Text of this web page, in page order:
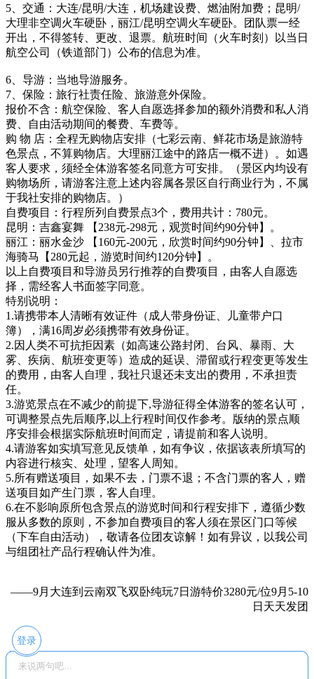
5、交通：大连/昆明/大连，机场建设费、燃油附加费；昆明/
大理非空调火车硬卧，丽江/昆明空调火车硬卧。团队票一经
开出，不得签转、更改、退票。航班时间（火车时刻）以当日
航空公司（铁道部门）公布的信息为准。
6、导游：当地导游服务。
7、保险：旅行社责任险、旅游意外保险。
报价不含：航空保险、客人自愿选择参加的额外消费和私人消
费、自由活动期间的餐费、车费等。
购 物 店：全程无购物店安排（七彩云南、鲜花市场是旅游特
色景点，不算购物店。大理丽江途中的路店一概不进）。如遇
客人要求，须经全体游客签名同意方可安排。（景区内均设有
购物场所，请游客注意上述内容属各景区自行商业行为，不属
于我社安排的购物店。）
自费项目：行程所列自费景点3个，费用共计：780元。
昆明：吉鑫宴舞 【238元-298元，观赏时间约90分钟】。
丽江：丽水金沙 【160元-200元，欣赏时间约90分钟】、拉市
海骑马【280元起，游览时间约120分钟】。
以上自费项目和导游员另行推荐的自费项目，由客人自愿选
择，需经客人书面签字同意。
特别说明：
1.请携带本人清晰有效证件（成人带身份证、儿童带户口
簿），满16周岁必须携带有效身份证。
2.因人类不可抗拒因素（如高速公路封闭、台风、暴雨、大
雾、疾病、航班变更等）造成的延误、滞留或行程变更等发生
的费用，由客人自理，我社只退还未支出的费用，不承担责
任。
3.游览景点在不减少的前提下,导游征得全体游客的签名认可，
可调整景点先后顺序,以上行程时间仅作参考。版纳的景点顺
序安排会根据实际航班时间而定，请提前和客人说明。
4.请游客如实填写意见反馈单，如有争议，依据该表所填写的
内容进行核实、处理，望客人周知。
5.所有赠送项目，如果不去，门票不退；不含门票的客人，赠
送项目如产生门票，客人自理。
6.在不影响原所包含景点的游览时间和行程安排下，遵循少数
服从多数的原则，不参加自费项目的客人须在景区门口等候
（下车自由活动），敬请各位团友谅解！如有异议，以我公司
与组团社产品行程确认件为准。
——9月大连到云南双飞双卧纯玩7日游特价3280元/位9月5-10
日天天发团
登录